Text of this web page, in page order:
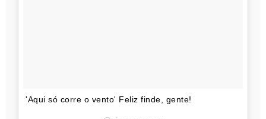
'Aqui só corre o vento' Feliz finde, gente!